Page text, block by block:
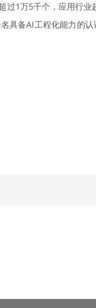
过1万5千个，应用行
具备AI工程化能力的